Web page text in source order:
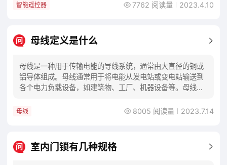
智能遥控器 7762 阅读量 2023.4.10
问 母线定义是什么
母线是一种用于传输电能的导线系统，通常由大直径的铜或
铝导体组成。母线通常用于将电能从发电站或变电站输送到
各个电力负载设备，如建筑物、工厂、机器设备等。母线的
母线 8005 阅读量 2023.7.14
问 室内门锁有几种规格